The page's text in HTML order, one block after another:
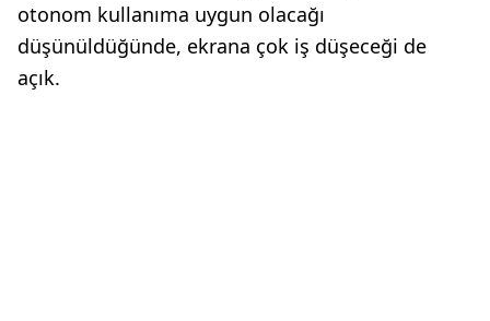
otonom kullanıma uygun olacağı
düşünüldüğünde, ekrana çok iş düşeceği de
açık.